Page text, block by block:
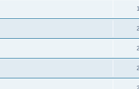
1
2
2
2